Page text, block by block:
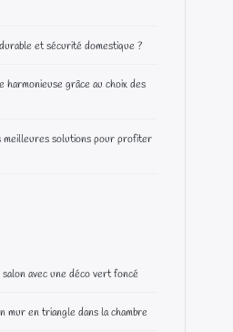
et sécurité domestique ?
grâce au choix des
meilleures solutions pour profiter
salon avec une déco vert foncé
mur en triangle dans la chambre